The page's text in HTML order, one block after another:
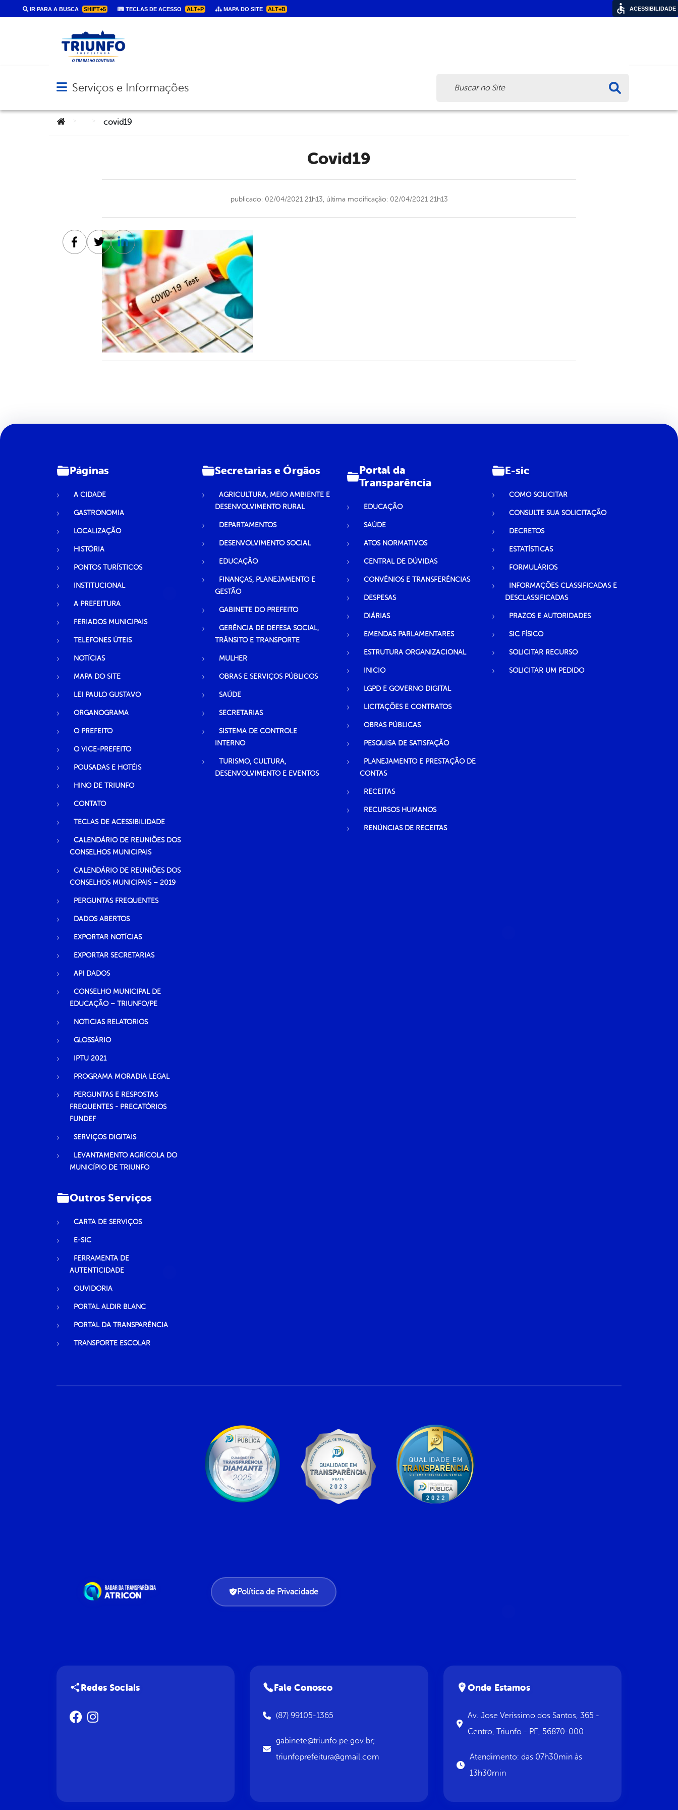
IR PARA A BUSCA SHIFT+5 TECLAS DE ACESSO ALT+P MAPA DO SITE ALT+B
Abrir menu principal de navegação
Serviços e Informações
Você está aqui:covid19
covid19
publicado: 02/04/2021 21h13, última modificação: 02/04/2021 21h13
Facebook
TwitterLinkedin
Páginas
A CIDADE
GASTRONOMIA
LOCALIZAÇÃO
HISTÓRIA
PONTOS TURÍSTICOS
INSTITUCIONAL
A PREFEITURA
FERIADOS MUNICIPAIS
TELEFONES ÚTEIS
NOTÍCIAS
MAPA DO SITE
LEI PAULO GUSTAVO
ORGANOGRAMA
O PREFEITO
O VICE-PREFEITO
POUSADAS E HOTÉIS
HINO DE TRIUNFO
CONTATO
TECLAS DE ACESSIBILIDADE
CALENDÁRIO DE REUNIÕES DOS
CONSELHOS MUNICIPAIS
CALENDÁRIO DE REUNIÕES DOS
CONSELHOS MUNICIPAIS – 2019
PERGUNTAS FREQUENTES
DADOS ABERTOS
EXPORTAR NOTÍCIAS
EXPORTAR SECRETARIAS
API DADOS
CONSELHO MUNICIPAL DE
EDUCAÇÃO – TRIUNFO/PE
NOTICIAS RELATORIOS
GLOSSÁRIO
IPTU 2021
PROGRAMA MORADIA LEGAL
PERGUNTAS E RESPOSTAS
FREQUENTES - PRECATÓRIOS
FUNDEF
SERVIÇOS DIGITAIS
LEVANTAMENTO AGRÍCOLA DO
MUNICÍPIO DE TRIUNFO
Secretarias e Órgãos
AGRICULTURA, MEIO AMBIENTE E
DESENVOLVIMENTO RURAL
DEPARTAMENTOS
DESENVOLVIMENTO SOCIAL
EDUCAÇÃO
FINANÇAS, PLANEJAMENTO E
GESTÃO
GABINETE DO PREFEITO
GERÊNCIA DE DEFESA SOCIAL,
TRÂNSITO E TRANSPORTE
MULHER
OBRAS E SERVIÇOS PÚBLICOS
SAÚDE
SECRETARIAS
SISTEMA DE CONTROLE
INTERNO
TURISMO, CULTURA,
DESENVOLVIMENTO E EVENTOS
Portal da
Transparência
EDUCAÇÃO
SAÚDE
ATOS NORMATIVOS
CENTRAL DE DÚVIDAS
CONVÊNIOS E TRANSFERÊNCIAS
DESPESAS
DIÁRIAS
EMENDAS PARLAMENTARES
ESTRUTURA ORGANIZACIONAL
INICIO
LGPD E GOVERNO DIGITAL
LICITAÇÕES E CONTRATOS
OBRAS PÚBLICAS
PESQUISA DE SATISFAÇÃO
PLANEJAMENTO E PRESTAÇÃO DE
CONTAS
RECEITAS
RECURSOS HUMANOS
RENÚNCIAS DE RECEITAS
E-sic
COMO SOLICITAR
CONSULTE SUA SOLICITAÇÃO
DECRETOS
ESTATÍSTICAS
FORMULÁRIOS
INFORMAÇÕES CLASSIFICADAS E
DESCLASSIFICADAS
PRAZOS E AUTORIDADES
SIC FÍSICO
SOLICITAR RECURSO
SOLICITAR UM PEDIDO
Outros Serviços
CARTA DE SERVIÇOS
E-SIC
FERRAMENTA DE
AUTENTICIDADE
OUVIDORIA
PORTAL ALDIR BLANC
PORTAL DA TRANSPARÊNCIA
TRANSPORTE ESCOLAR
Política de Privacidade
Redes Sociais Fale Conosco
(87) 99105-1365
gabinete@triunfo.pe.gov.br;
triunfoprefeitura@gmail.com
Onde Estamos
Av. Jose Veríssimo dos Santos, 365 -
Centro, Triunfo - PE, 56870-000
Atendimento: das 07h30min às
13h30min
ACESSIBILIDADE